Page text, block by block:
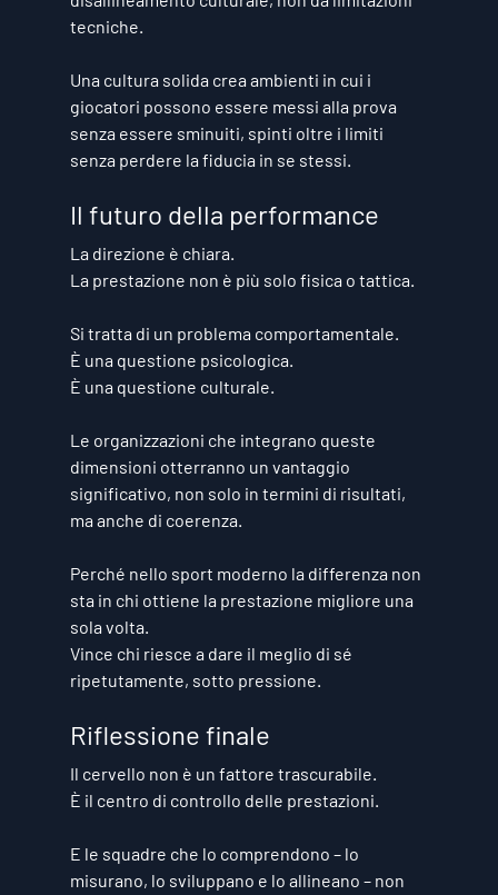
tecniche.
Una cultura solida crea ambienti in cui i
giocatori possono essere messi alla prova
senza essere sminuiti, spinti oltre i limiti
senza perdere la fiducia in se stessi.
Il futuro della performance
La direzione è chiara.
La prestazione non è più solo fisica o tattica.
Si tratta di un problema comportamentale.
È una questione psicologica.
È una questione culturale.
Le organizzazioni che integrano queste
dimensioni otterranno un vantaggio
significativo, non solo in termini di risultati,
ma anche di coerenza.
Perché nello sport moderno la differenza non
sta in chi ottiene la prestazione migliore una
sola volta.
Vince chi riesce a dare il meglio di sé
ripetutamente, sotto pressione.
Riflessione finale
Il cervello non è un fattore trascurabile.
È il centro di controllo delle prestazioni.
E le squadre che lo comprendono – lo
misurano, lo sviluppano e lo allineano – non